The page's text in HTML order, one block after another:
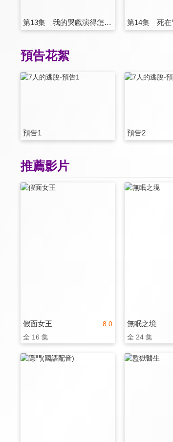
第13集 我的哭戲演得怎麼樣？
預告花絮
預告1 預告2
推薦影片
8.0
假面女王
全 16 集
無眠之境
全 24 集